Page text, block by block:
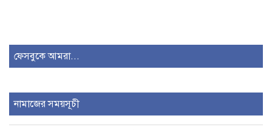
স্বরাষ্ট্রমন্ত্রী
সেপ্টেম্বরে যুক্তরাষ্ট্র যাচ্ছেন প্রধানমন্ত্রী
ফেসবুকে আমরা...
নামাজের সময়সূচী